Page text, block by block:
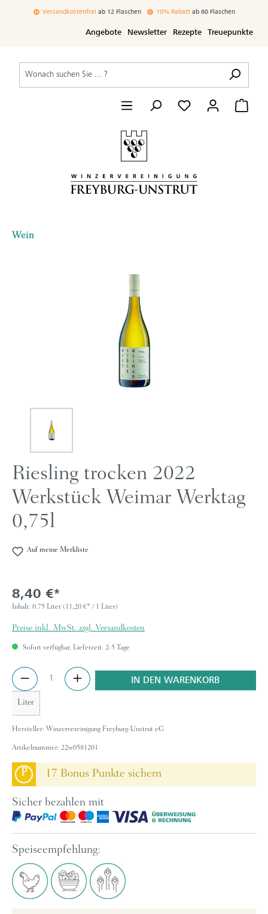
springen
Versandkostenfrei ab 12 Flaschen 10% Rabattab 60 Flaschen
Angebote Newsletter Rezepte Treuepunkte
Wein
Riesling trocken 2022
Werkstück Weimar Werktag
0,75l
Auf meine Merkliste
8,40 €*
Inhalt: 0.75 Liter (11,20 €* / 1 Liter)
Preise inkl. MwSt. zzgl. Versandkosten
Sofort verfügbar, Lieferzeit: 2-5 Tage
Anzahl
Liter
IN DEN WARENKORB
Hersteller: Winzervereinigung Freyburg-Unstrut eG
Artikelnummer: 22w0581201
P 17 Bonus Punkte sichern
Sicher bezahlen mit
Speiseempfehlung: